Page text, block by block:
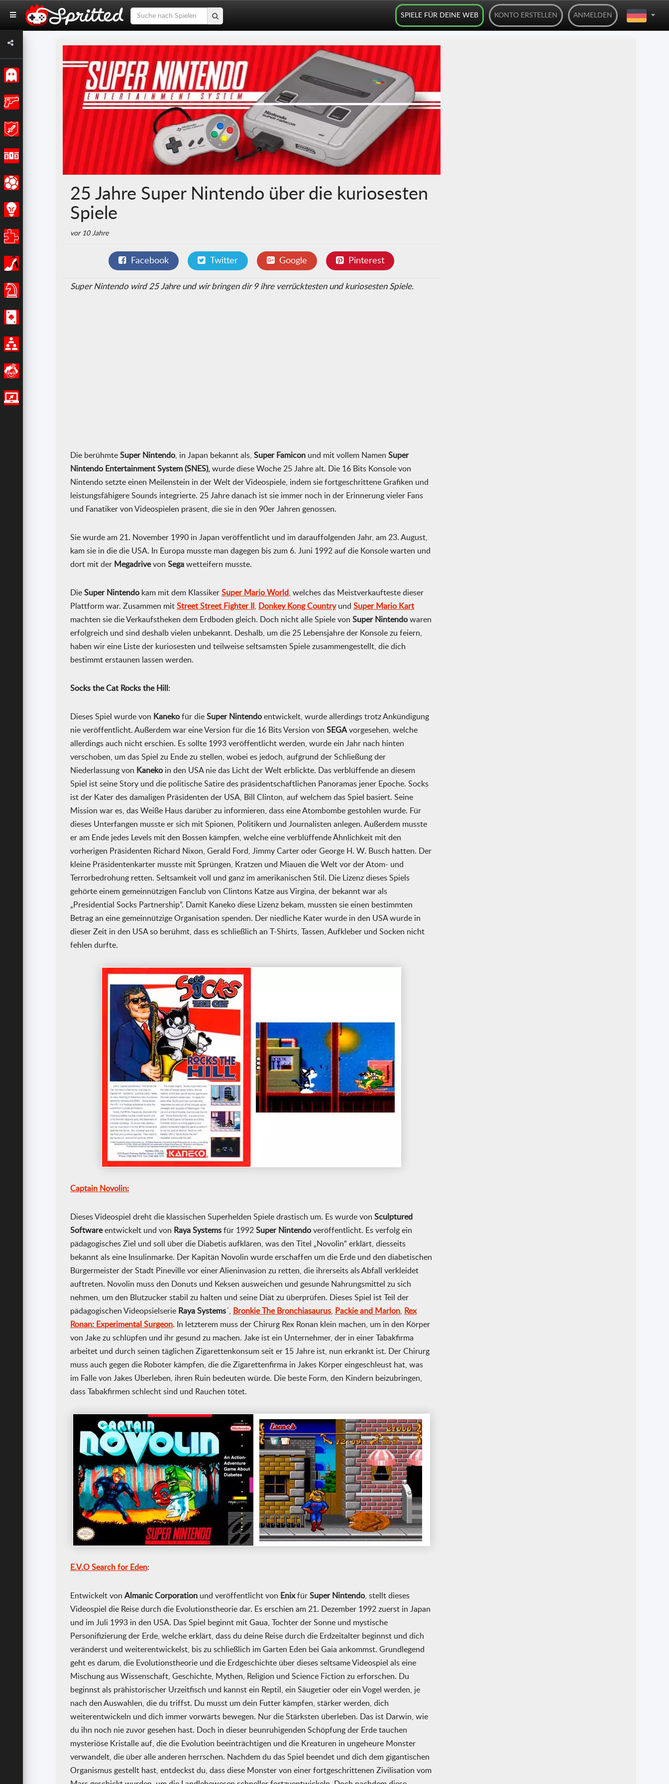
ANMELDEN
KONTO ERSTELLEN
SPIELE FÜR DEINE WEB
25 Jahre Super Nintendo über die kuriosesten
Spiele
vor 10 Jahre
Facebook Twitter Google Pinterest
Super Nintendo wird 25 Jahre und wir bringen dir 9 ihre verrücktesten und kuriosesten Spiele.
Die berühmte Super Nintendo , in Japan bekannt als, Super Famicon und mit vollem Namen Super
Nintendo Entertainment System (SNES), wurde diese Woche 25 Jahre alt. Die 16 Bits Konsole von
Nintendo setzte einen Meilenstein in der Welt der Videospiele, indem sie fortgeschrittene Grafiken und
leistungsfähigere Sounds integrierte. 25 Jahre danach ist sie immer noch in der Erinnerung vieler Fans
und Fanatiker von Videospielen präsent, die sie in den 90er Jahren genossen.
Sie wurde am 21. November 1990 in Japan veröffentlicht und im darauffolgenden Jahr, am 23. August,
kam sie in die die USA. In Europa musste man dagegen bis zum 6. Juni 1992 auf die Konsole warten und
dort mit der Megadrivevon Sega wetteifern musste.
Die Super Nintendo kam mit dem Klassiker Super Mario World
, welches das Meistverkaufteste dieser
Plattform war. Zusammen mit Street Street Fighter II Donkey Kong Countryund Super Mario Kart
machten sie die Verkaufstheken dem Erdboden gleich. Doch nicht alle Spiele von Super Nintendo waren
erfolgreich und sind deshalb vielen unbekannt. Deshalb, um die 25 Lebensjahre der Konsole zu feiern,
haben wir eine Liste der kuriosesten und teilweise seltsamsten Spiele zusammengestellt, die dich
bestimmt erstaunen lassen werden.
Socks the Cat Rocks the Hill :
Dieses Spiel wurde von Kaneko für die Super Nintendo entwickelt, wurde allerdings trotz Ankündigung
nie veröffentlicht. Außerdem war eine Version für die 16 Bits Version von SEGA vorgesehen, welche
allerdings auch nicht erschien. Es sollte 1993 veröffentlicht werden, wurde ein Jahr nach hinten
verschoben, um das Spiel zu Ende zu stellen, wobei es jedoch, aufgrund der Schließung der
Niederlassung von Kaneko in den USA nie das Licht der Welt erblickte. Das verblüffende an diesem
Spiel ist seine Story und die politische Satire des präsidentschaftlichen Panoramas jener Epoche. Socks
ist der Kater des damaligen Präsidenten der USA, Bill Clinton, auf welchem das Spiel basiert. Seine
Mission war es, das Weiße Haus darüber zu informieren, dass eine Atombombe gestohlen wurde. Für
dieses Unterfangen musste er sich mit Spionen, Politikern und Journalisten anlegen. Außerdem musste
er am Ende jedes Levels mit den Bossen kämpfen, welche eine verblüffende Ähnlichkeit mit den
vorherigen Präsidenten Richard Nixon, Gerald Ford, Jimmy Carter oder George H. W. Busch hatten. Der
kleine Präsidentenkarter musste mit Sprüngen, Kratzen und Miauen die Welt vor der Atom- und
Terrorbedrohung retten. Seltsamkeit voll und ganz im amerikanischen Stil. Die Lizenz dieses Spiels
gehörte einem gemeinnützigen Fanclub von Clintons Katze aus Virgina, der bekannt war als
„Presidential Socks Partnership”. Damit Kaneko diese Lizenz bekam, mussten sie einen bestimmten
Betrag an eine gemeinnützige Organisation spenden. Der niedliche Kater wurde in den USA wurde in
dieser Zeit in den USA so berühmt, dass es schließlich an T-Shirts, Tassen, Aufkleber und Socken nicht
fehlen durfte.
Captain Novolin:
Dieses Videospiel dreht die klassischen Superhelden Spiele drastisch um. Es wurde von Sculptured
Softwareentwickelt und von Raya Systems für 1992 Super Nintendo veröffentlicht. Es verfolg ein
pädagogisches Ziel und soll über die Diabetis aufklären, was den Titel „Novolin“ erklärt, diesseits
bekannt als eine Insulinmarke. Der Kapitän Novolin wurde erschaffen um die Erde und den diabetischen
Bürgermeister der Stadt Pineville vor einer Alieninvasion zu retten, die ihrerseits als Abfall verkleidet
auftreten. Novolin muss den Donuts und Keksen ausweichen und gesunde Nahrungsmittel zu sich
nehmen, um den Blutzucker stabil zu halten und seine Diät zu überprüfen. Dieses Spiel ist Teil der
pädagogischen Videopsielserie Raya Systems´, Bronkie The Bronchiasaurus Packie and Marlon
Rex
Ronan: Experimental Surgeon. In letzterem muss der Chirurg Rex Ronan klein machen, um in den Körper
von Jake zu schlüpfen und ihr gesund zu machen. Jake ist ein Unternehmer, der in einer Tabakfirma
arbeitet und durch seinen täglichen Zigarettenkonsum seit er 15 Jahre ist, nun erkrankt ist. Der Chirurg
muss auch gegen die Roboter kämpfen, die die Zigarettenfirma in Jakes Körper eingeschleust hat, was
im Falle von Jakes Überleben, ihren Ruin bedeuten würde. Die beste Form, den Kindern beizubringen,
dass Tabakfirmen schlecht sind und Rauchen tötet.
E.V.O Search for Eden:
Entwickelt von Almanic Corporation und veröffentlicht von Enixfür Super Nintendo , stellt dieses
Videospiel die Reise durch die Evolutionstheorie dar. Es erschien am 21. Dezember 1992 zuerst in Japan
und im Juli 1993 in den USA. Das Spiel beginnt mit Gaua, Tochter der Sonne und mystische
Personifizierung der Erde, welche erklärt, dass du deine Reise durch die Erdzeitalter beginnst und dich
veränderst und weiterentwickelst, bis zu schließlich im Garten Eden bei Gaia ankommst. Grundlegend
geht es darum, die Evolutionstheorie und die Erdgeschichte über dieses seltsame Videospiel als eine
Mischung aus Wissenschaft, Geschichte, Mythen, Religion und Science Fiction zu erforschen. Du
beginnst als prähistorischer Urzeitfisch und kannst ein Reptil, ein Säugetier oder ein Vogel werden, je
nach den Auswahlen, die du triffst. Du musst um dein Futter kämpfen, stärker werden, dich
weiterentwickeln und dich immer vorwärts bewegen. Nur die Stärksten überleben. Das ist Darwin, wie
du ihn noch nie zuvor gesehen hast. Doch in dieser beunruhigenden Schöpfung der Erde tauchen
mysteriöse Kristalle auf, die die Evolution beeinträchtigen und die Kreaturen in ungeheure Monster
verwandelt, die über alle anderen herrschen. Nachdem du das Spiel beendet und dich dem gigantischen
Organismus gestellt hast, entdeckst du, dass diese Monster von einer fortgeschrittenen Zivilisation vom